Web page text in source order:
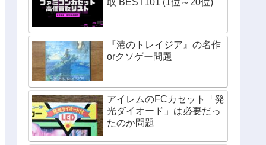
取 BEST101 (1位～20位)
『港のトレイジア』の名作
orクソゲー問題
アイレムのFCカセット「発
光ダイオード」は必要だっ
たのか問題